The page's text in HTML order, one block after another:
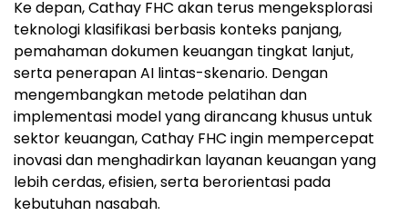
Ke depan, Cathay FHC akan terus mengeksplorasi
teknologi klasifikasi berbasis konteks panjang,
pemahaman dokumen keuangan tingkat lanjut,
serta penerapan AI lintas-skenario. Dengan
mengembangkan metode pelatihan dan
implementasi model yang dirancang khusus untuk
sektor keuangan, Cathay FHC ingin mempercepat
inovasi dan menghadirkan layanan keuangan yang
lebih cerdas, efisien, serta berorientasi pada
kebutuhan nasabah.